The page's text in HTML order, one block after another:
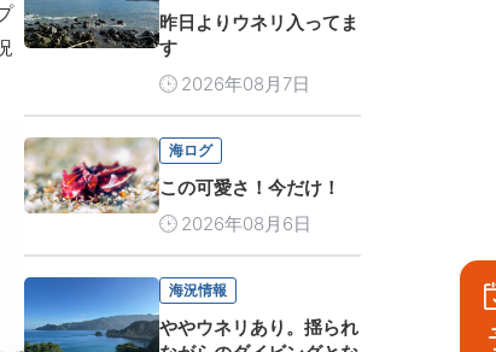
昨日よりウネリ入ってま
す
2026年08月7日
海ログ
この可愛さ！今だけ！
2026年08月6日
海況情報
ややウネリあり。揺られ